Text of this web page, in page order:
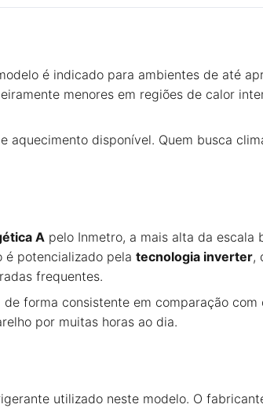
é indicado para ambientes de até
menores em regiões de calor
aquecimento disponível. Quem busca
A pelo Inmetro, a mais alta da escala
é potencializado pela tecnologia inverter,
frequentes.
forma consistente em comparação
por muitas horas ao dia.
utilizado neste modelo. O